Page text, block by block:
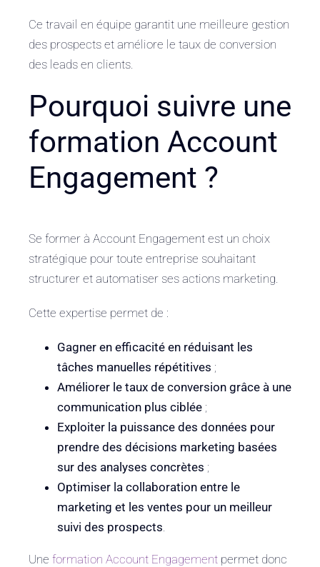
Ce travail en équipe garantit une meilleure gestion
des prospects et améliore le taux de conversion
des leads en clients.
Pourquoi suivre une
formation Account
Engagement ?
Se former à Account Engagement est un choix
stratégique pour toute entreprise souhaitant
structurer et automatiser ses actions marketing.
Cette expertise permet de :
Gagner en efficacité en réduisant les
tâches manuelles répétitives ;
Améliorer le taux de conversion grâce à une
communication plus ciblée ;
Exploiter la puissance des données pour
prendre des décisions marketing basées
sur des analyses concrètes ;
Optimiser la collaboration entre le
marketing et les ventes pour un meilleur
suivi des prospects.
Une formation Account Engagement permet donc